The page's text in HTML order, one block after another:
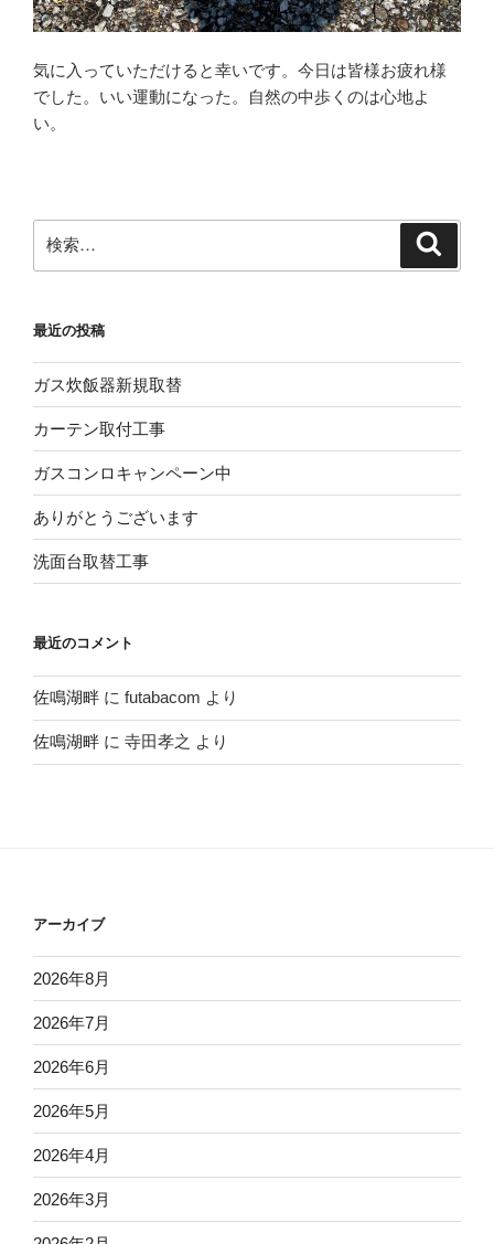
気に入っていただけると幸いです。今日は皆様お疲れ様
でした。いい運動になった。自然の中歩くのは心地よ
い。
索:
最近の投稿
ガス炊飯器新規取替
カーテン取付工事
ガスコンロキャンペーン中
ありがとうございます
洗面台取替工事
最近のコメント
佐鳴湖畔 に futabacom より
佐鳴湖畔 に 寺田孝之 より
アーカイブ
2026年8月
2026年7月
2026年6月
2026年5月
2026年4月
2026年3月